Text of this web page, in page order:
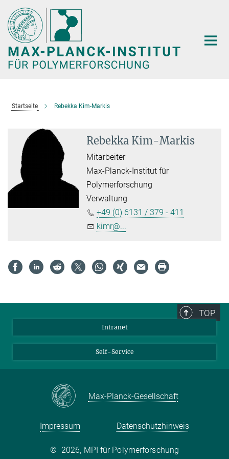
Hauptinhalt
Startseite Rebekka Kim-Markis
Rebekka Kim-Markis
Mitarbeiter
Max-Planck-Institut für
Polymerforschung
Verwaltung
+49 (0) 6131 / 379 - 411
kimr@...
TOP
Intranet
Self-Service
Max-Planck-Gesellschaft
Impressum Datenschutzhinweis
© 2026, MPI für Polymerforschung